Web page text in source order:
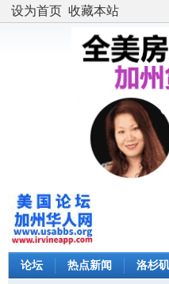
设为首页 收藏本站
论坛 热点新闻 洛杉矶